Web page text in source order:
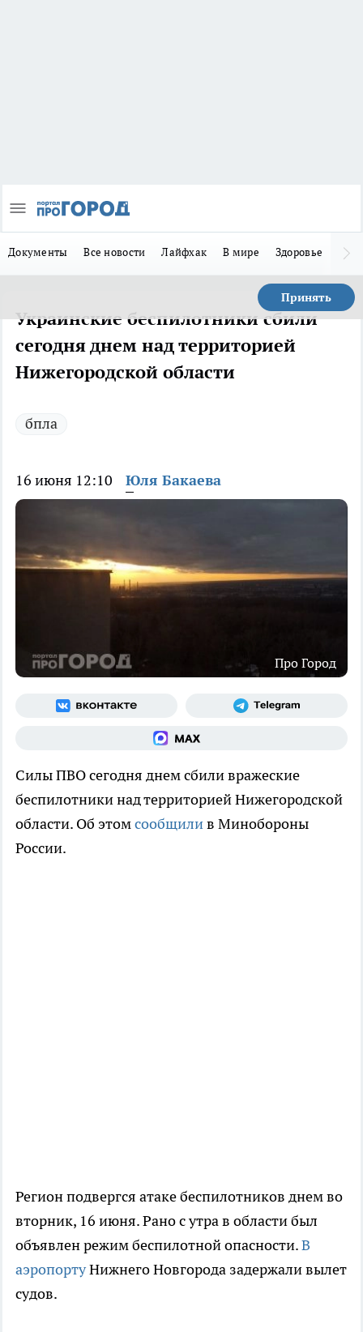
Документы Все новости Лайфхак В мире Здоровье
Принять
Украинские беспилотники сбили
сегодня днем над территорией
Нижегородской области
бпла
16 июня 12:10 Юля Бакаева
Про Город
Силы ПВО сегодня днем сбили вражеские
беспилотники над территорией Нижегородской
области. Об этомсообщилив Минобороны
России.
Регион подвергся атаке беспилотников днем во
вторник, 16 июня. Рано с утра в области был
объявлен режим беспилотной опасности.В
аэропортуНижнего Новгорода задержали вылет
судов.